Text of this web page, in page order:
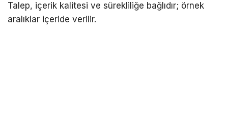
Talep, içerik kalitesi ve sürekliliğe bağlıdır; örnek
aralıklar içeride verilir.